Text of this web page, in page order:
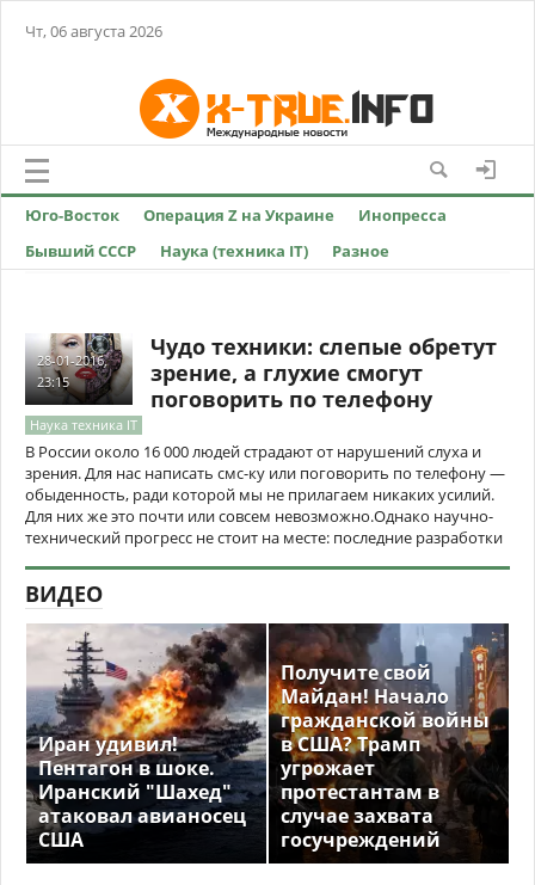
Чт, 06 августа 2026
Юго-Восток Операция Z на Украине
Инопресса
Бывший СССР
Наука (техника IT) Разное
28-01-2016,
23:15
Чудо техники: слепые обретут
зрение, а глухие смогут
поговорить по телефону
Наука техника IT
В России около 16 000 людей страдают от нарушений слуха и
зрения. Для нас написать смс-ку или поговорить по телефону —
обыденность, ради которой мы не прилагаем никаких усилий.
Для них же это почти или совсем невозможно.Однако научно-
технический прогресс не стоит на месте: последние разработки
ВИДЕО
Иран удивил!
Пентагон в шоке.
Иранский "Шахед"
атаковал авианосец
США
Получите свой
Майдан! Начало
гражданской войны
в США? Трамп
угрожает
протестантам в
случае захвата
госучреждений